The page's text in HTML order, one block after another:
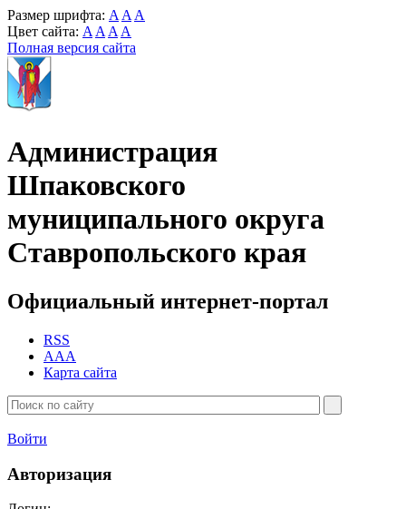
Размер шрифта: A A A
Цвет сайта: A A A A
Полная версия сайта
Администрация
Шпаковского
муниципального округа
Ставропольского края
Официальный интернет-портал
RSS
AAA
Карта сайта
Войти
Авторизация